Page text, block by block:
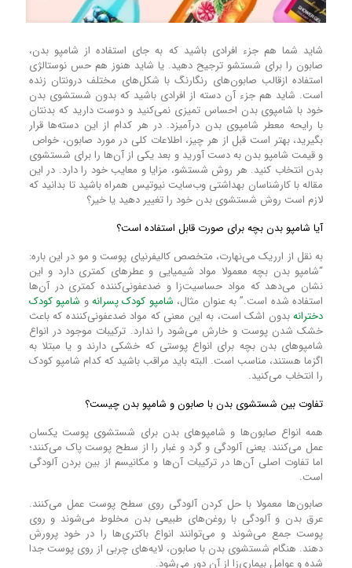
شاید شما هم جزء افرادی باشید که به جای استفاده از شامپو بدن،
صابون را برای شستشو ترجیح دهید. یا شاید هنوز هم حس نوستالژی
استفاده ازقالب صابون‌های رنگارنگ با شکل‌های مختلف درونتان زنده
است. شاید هم جزء آن دسته از افرادی باشید که بدون شستشوی بدن
خود با شامپوی بدن احساس تمیزی نمی‌کنید و دوست دارید که بدنتان
با رایحه معطر شامپوی بدن درآمیزد. در هر کدام از این دسته‌ها قرار
بگیرید، بهتر است قبل از هر چیز، اطلاعات کلی در مورد صابون، خواص
و قیمت شامپو بدن به دست‌ آورید و بعد یکی از آن‌ها را برای شستشوی
بدن انتخاب کنید. هر روش شستشو، مزایا و معایب خود را دارد. در این
مقاله با کارشناسان بهداشتی وب‌سایت نیوتیس همراه باشید تا بدانید که
لازم است روش شستشوی بدن خود را تغییر دهید یا خیر؟
آیا شامپو بدن بچه برای صورت قابل استفاده است؟
به نقل از ارریک می‌نهارت، متخصص کالیفرنیای پوست و مو در این باره:
“شامپو بدن بچه معمولا مواد شیمیایی و عطر‌های کمتری دارد و این
نشان می‌دهد که مواد حساسیت‌زا و ضدعفونی‌کننده کمتری در آن‌ها
استفاده شده است.” به عنوان مثال، شامپو کودک پسرانهو شامپو کودک
دخترانهبدون اشک است، به این معنی که مواد ضدعفونی‌کننده که باعث
خشک شدن پوست و خارش می‌شود را ندارد. ترکیبات موجود در انواع
شامپوهای بدن بچه برا‌ی انواع پوستی که خشکی دارند و یا مبتلا به
اگزما هستند، مناسب است. البته باید مراقب باشید که کدام شامپو کودک
را انتخاب می‌کنید.
تفاوت بین شستشوی بدن با صابون و شامپو بدن چیست؟
همه انواع صابون‌ها و شامپو‌های بدن برای شستشوی پوست یکسان
عمل می‌کنند. یعنی آلودگی و گرد و غبار را از سطح پوست پاک می‌کنند؛
اما تفاوت اصلی آن‌ها در ترکیبات آن‌ها و مکانیسم از بین بردن آلودگی
است.
صابون‌ها معمولا با حل کردن آلودگی روی سطح پوست عمل می‌کنند.
عرق بدن و آلودگی با روغن‌های طبیعی بدن مخلوط می‌شوند و روی
پوست جمع می‌شوند و می‌توانند انواع باکتری‌ها را در خود پرورش
دهند. هنگام شستشوی بدن با صابون، لایه‌های چربی از روی پوست جدا
شده و عوامل بیماری‌زا از آن دور می‌شود.